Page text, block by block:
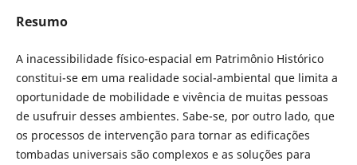
Resumo
A inacessibilidade físico-espacial em Patrimônio Histórico
constitui-se em uma realidade social-ambiental que limita a
oportunidade de mobilidade e vivência de muitas pessoas
de usufruir desses ambientes. Sabe-se, por outro lado, que
os processos de intervenção para tornar as edificações
tombadas universais são complexos e as soluções para